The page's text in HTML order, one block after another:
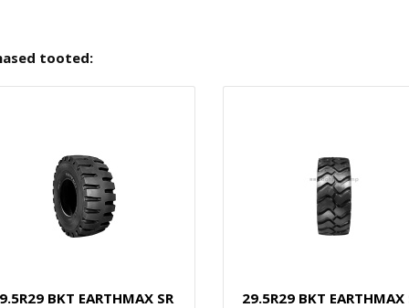
tooted:
BKT EARTHMAX SR
29.5R29 BKT EARTHMAX